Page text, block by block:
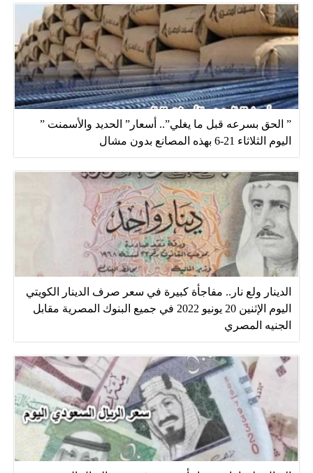
” الحق بسرعه قبل ما يغلي”.. أسعار” الحديد والأسمنت ”
اليوم الثلاثاء 21-6 بهذه المصانع بدون مشال
الدينار ولع نار.. مفاجأة كبيرة في سعر صرف الدينار الكويتي
اليوم الإثنين 20 يونيو 2022 في جميع البنوك المصرية مقابل
الجنيه المصري